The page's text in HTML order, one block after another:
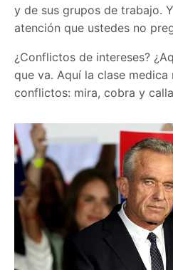
y de sus grupos de trabajo.
atención que ustedes no
¿Conflictos de intereses?
que va. Aquí la clase
conflictos: mira, cobra y